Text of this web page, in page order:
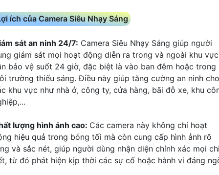
ích của Camera Siêu Nhạy Sáng
sát an ninh 24/7: Camera Siêu Nhạy Sáng giúp người
giám sát mọi hoạt động diễn ra trong và ngoài khu vực
bảo vệ suốt 24 giờ, đặc biệt là vào ban đêm hoặc trong
trường thiếu sáng. Điều này giúp tăng cường an ninh cho
khu vực như nhà ở, công ty, cửa hàng, bãi đỗ xe, khu
lượng hình ảnh cao: Các camera này không chỉ hoạt
hiệu quả trong bóng tối mà còn cung cấp hình ảnh rõ
và sắc nét, giúp người dùng nhận diện chính xác mọi
từ đó phát hiện kịp thời các sự cố hoặc hành vi đáng